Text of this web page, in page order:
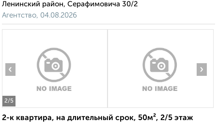
Ленинский район, Серафимовича 30/2
Агентство, 04.08.2026
2/5
‹ ›
2-к квартира, на длительный срок, 50м², 2/5 этаж